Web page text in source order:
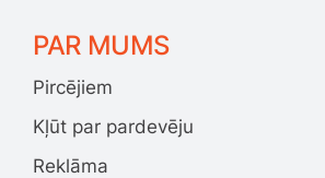
PAR MUMS
Pircējiem
Kļūt par pardevēju
Reklāma